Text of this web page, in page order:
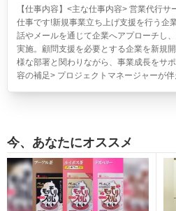
【仕事内容】<主な仕事内容> 営業代行
仕事です!新規事業立ち上げ支援を行う企
話やメールを通じて企業へアプローチし
実施。顧問支援を必要とする企業を新規
様な部署と関わりながら、事業成長をサ
容の補足> プロジェクトマネージャーが
今、あなたにオススメ